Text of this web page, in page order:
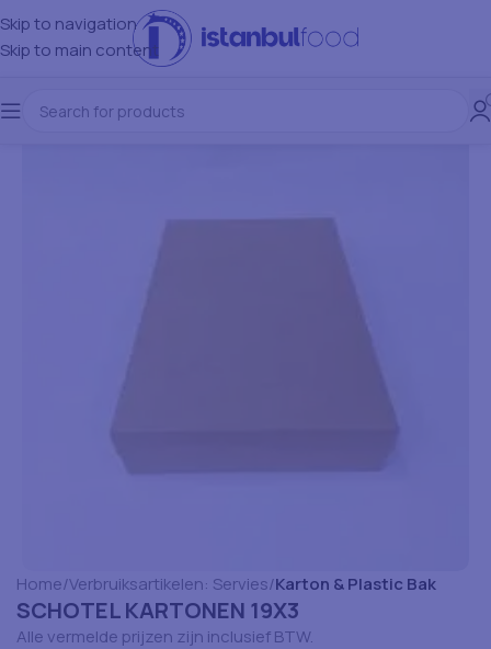
Skip to navigation
Skip to main content
Home Verbruiksartikelen: Servies Karton & Plastic Bak
SCHOTEL KARTONEN 19X3
Alle vermelde prijzen zijn inclusief BTW.